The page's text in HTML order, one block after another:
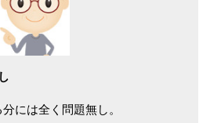
には全く問題無し。